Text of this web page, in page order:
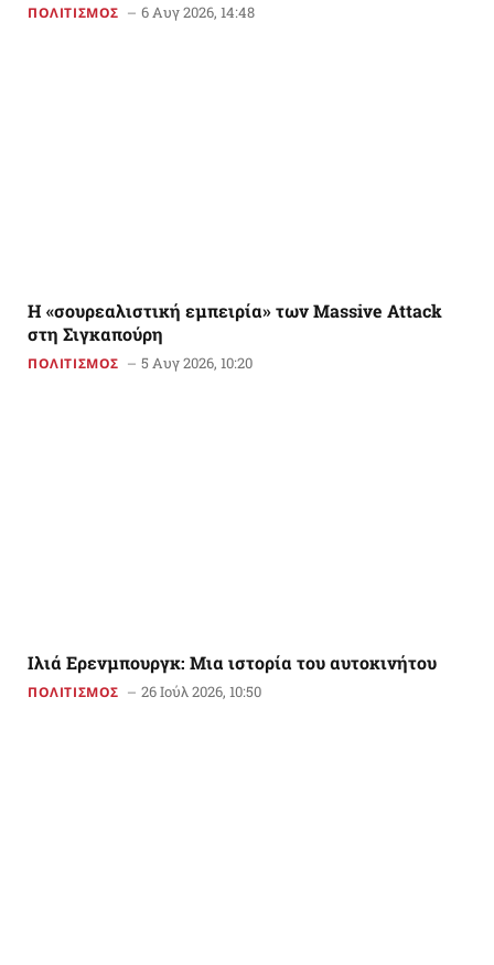
ΠΟΛΙΤΙΣΜΟΣ 6 Αυγ 2026, 14:48
Η «σουρεαλιστική εμπειρία» των Massive Attack
στη Σιγκαπούρη
ΠΟΛΙΤΙΣΜΟΣ 5 Αυγ 2026, 10:20
Ιλιά Ερενμπουργκ: Μια ιστορία του αυτοκινήτου
ΠΟΛΙΤΙΣΜΟΣ 26 Ιούλ 2026, 10:50